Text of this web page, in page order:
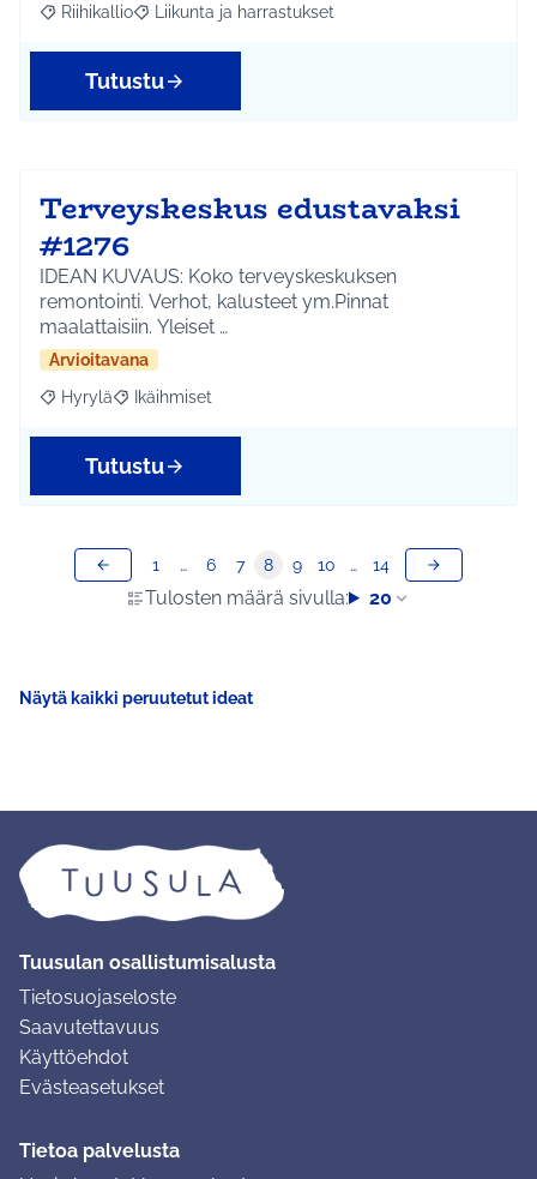
Rajaa tulokset aihepiirin mukaan: Riihikallio
Riihikallio Rajaa tulokset teeman mukaan: Liikunta ja
Liikunta ja harrastukset
Tutustu
Terveyskeskus edustavaksi
#1276
IDEAN KUVAUS: Koko terveyskeskuksen
remontointi. Verhot, kalusteet ym.Pinnat
maalattaisiin. Yleiset …
Arvioitavana
Rajaa tulokset aihepiirin mukaan: Hyrylä
Hyrylä Rajaa tulokset teeman mukaan: Ikäihmiset
Ikäihmiset
Tutustu
Tulosten määrä sivulla: 20
1 … 6 7 8 9 10 … 14
Näytä kaikki peruutetut ideat
Tuusulan osallistumisalusta
Tietosuojaseloste
Saavutettavuus
Käyttöehdot
Evästeasetukset
Tietoa palvelusta